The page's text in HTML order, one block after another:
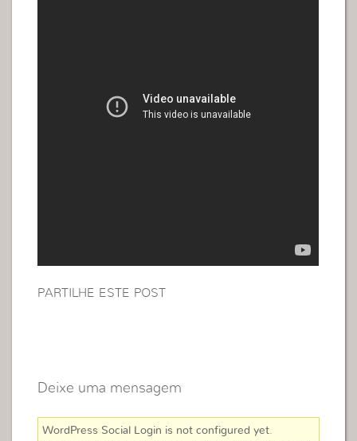
PARTILHE ESTE POST
Deixe uma mensagem
WordPress Social Login is not configured yet